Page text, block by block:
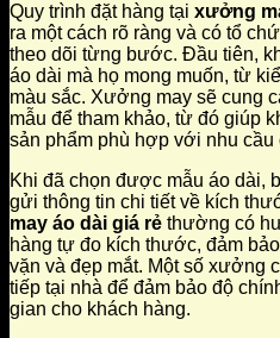
Quy trình đặt hàng tại xưởng
ra một cách rõ ràng và có tổ
theo dõi từng bước. Đầu tiên,
áo dài mà họ mong muốn, từ
màu sắc. Xưởng may sẽ cung
mẫu để tham khảo, từ đó giúp
sản phẩm phù hợp với nhu cầu
Khi đã chọn được mẫu áo dài,
gửi thông tin chi tiết về kích
may áo dài giá rẻ thường có
hàng tự đo kích thước, đảm
vặn và đẹp mắt. Một số xưởng
tiếp tại nhà để đảm bảo độ
gian cho khách hàng.